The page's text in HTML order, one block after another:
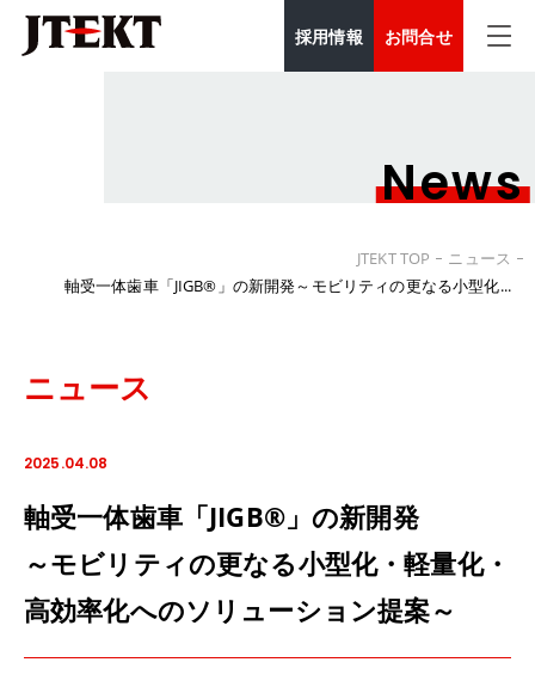
採用情報 お問合せ
News
JTEKT TOP
ニュース
軸受一体歯車「JIGB®」の新開発～モビリティの更なる小型化...
ニュース
2025.04.08
軸受一体歯車「JIGB®」の新開発
～モビリティの更なる小型化・軽量化・
高効率化へのソリューション提案～